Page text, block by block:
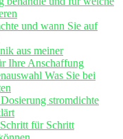
und wann Sie auf
​aus meiner
Ihre Anschaffung
Was Sie‌ bei
stromdichte
für ⁣Schritt